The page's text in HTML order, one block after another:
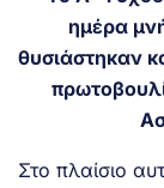
ημέρα
θυσιάστηκαν
Στο πλαίσιο